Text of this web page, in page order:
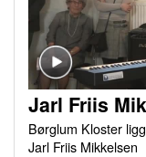
Jarl Friis
Børglum Kloster
Jarl Friis Mikkelsen